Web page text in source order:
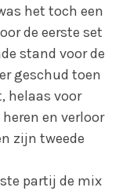
het toch een
de eerste set
stand voor de
geschud toen
helaas voor
en verloor
zijn tweede
partij de mix